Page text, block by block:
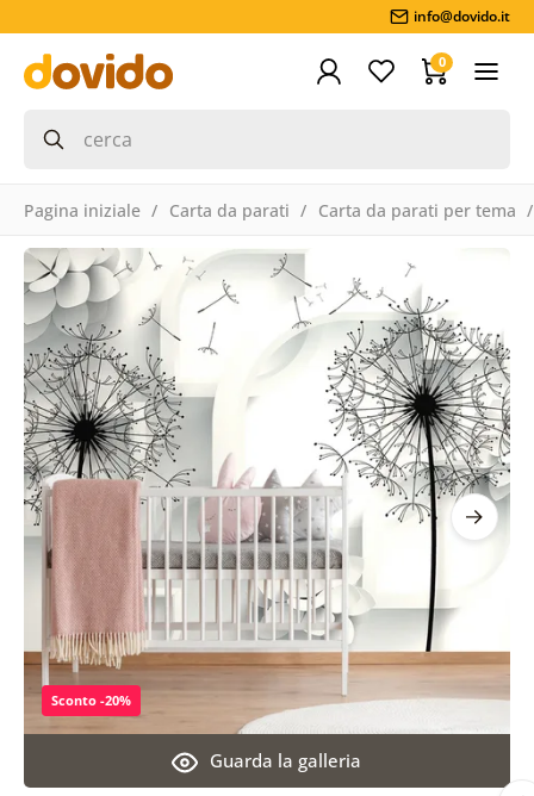
info@dovido.it
0
Pagina iniziale Carta da parati Carta da parati per tema
Guarda la galleria
Sconto -20%